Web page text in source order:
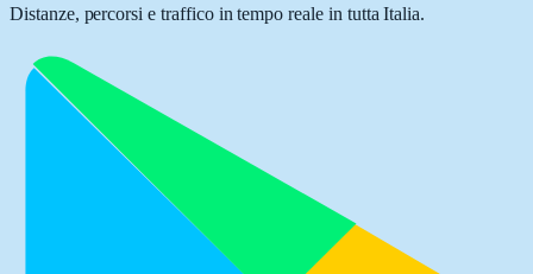
Distanze, percorsi e traffico in tempo reale in tutta Italia.